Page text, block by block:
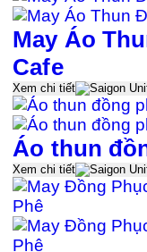
May Áo
Cafe
Xem chi tiết
Áo thun
Xem chi tiết